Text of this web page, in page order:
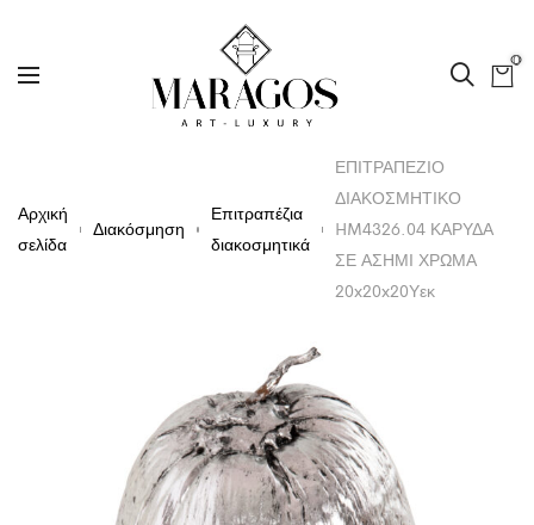
0
Αρχική
σελίδα
Διακόσμηση
Επιτραπέζια
διακοσμητικά
ΕΠΙΤΡΑΠΕΖΙΟ
ΔΙΑΚΟΣΜΗΤΙΚΟ
HM4326.04 ΚΑΡΥΔΑ
ΣΕ ΑΣΗΜΙ ΧΡΩΜΑ
20x20x20Υεκ